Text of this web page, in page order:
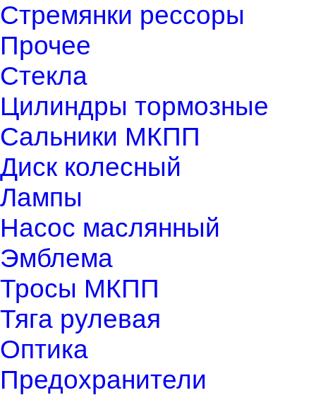
Стремянки рессоры
Прочее
Стекла
Цилиндры тормозные
Сальники МКПП
Диск колесный
Лампы
Насос маслянный
Эмблема
Тросы МКПП
Тяга рулевая
Оптика
Предохранители